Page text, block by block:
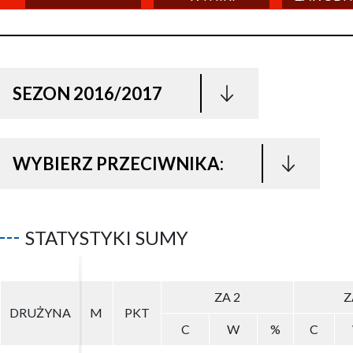
SEZON 2016/2017
WYBIERZ PRZECIWNIKA:
STATYSTYKI SUMY
DRUŻYNA M PKT
ZA 2
C
W % C
DRUŻYNA M PKT
ZA 2
C
W % C